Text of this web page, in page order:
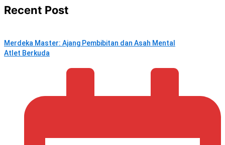
Recent Post
Merdeka Master: Ajang Pembibitan dan Asah Mental
Atlet Berkuda